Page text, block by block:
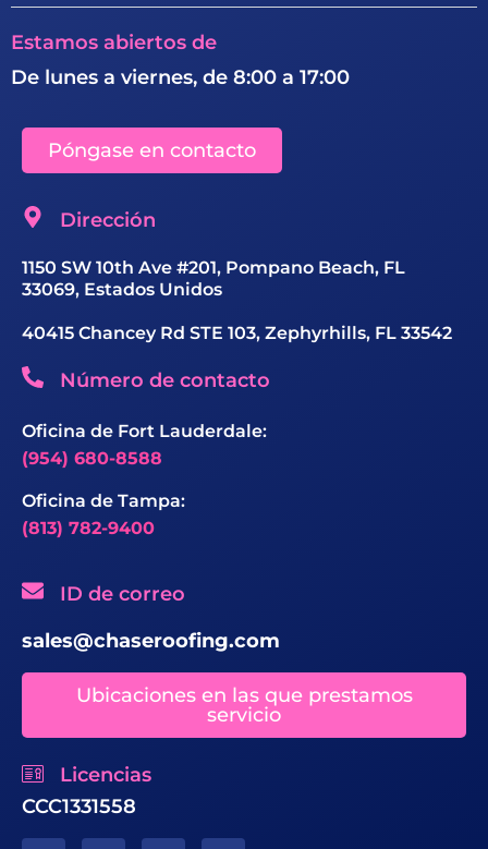
Estamos abiertos de
De lunes a viernes, de 8:00 a 17:00
Póngase en contacto
Dirección
1150 SW 10th Ave #201, Pompano Beach, FL
33069, Estados Unidos
40415 Chancey Rd STE 103, Zephyrhills, FL 33542
Número de contacto
Oficina de Fort Lauderdale:
(954) 680-8588
Oficina de Tampa:
(813) 782-9400
ID de correo
sales@chaseroofing.com
Ubicaciones en las que prestamos
servicio
Licencias
CCC1331558